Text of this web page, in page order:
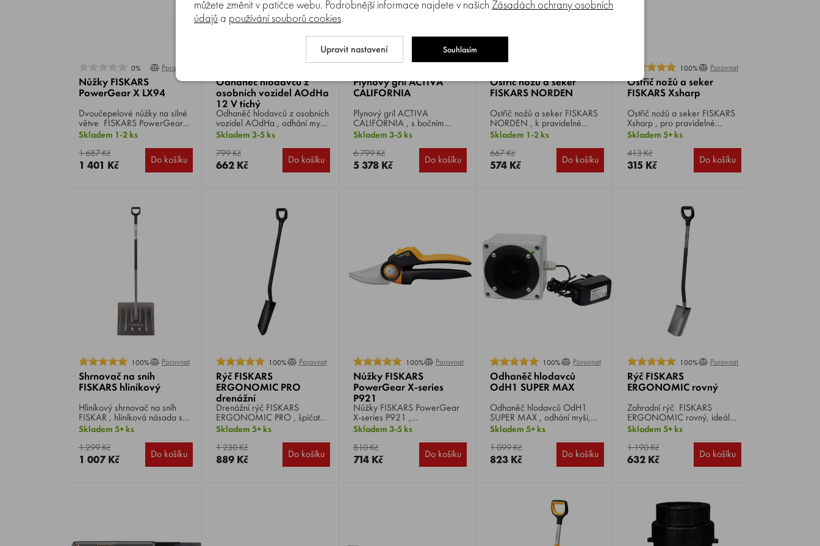
0% Porovnat
Nůžky FISKARS
PowerGear X LX94
Dvoučepelové nůžky na silné
větve FISKARS PowerGear X
LX94 , velikost M, navrženy
až do průměru 50 mm.
Skladem 1-2 ks
1 687 Kč
1 401 Kč Do košíku
Odhaněč hlodavců z
osobních vozidel AOdHa
12 V tichý
Odhaněč hlodavců z osobních
vozidel AOdHa , odhání myši,
krysy, potkany, kuny, lasičky,
přelaďovaný zvuk ve
slyšitelném i ultrazvukovém
pásmu, pro osobníh
Skladem 3-5 ks
799 Kč
662 Kč Do košíku
Plynový gril ACTIVA
CALIFORNIA
Plynový gril ACTIVA
CALIFORNIA , s bočním
vařičem, vhodný až pro 10
plocha 50 x 37 cm, grilovací
rošt smaltovaný, teploměr,
hmotnost 22 kg.
Skladem 3-5 ks
6 799 Kč
5 378 Kč Do košíku
Ostřič nožů a seker
FISKARS NORDEN
Ostřič nožů a seker FISKARS
NORDEN , k pravidelné
údržbě seker a nožů a
ostrost.
Skladem 1-2 ks
667 Kč
574 Kč Do košíku
100% Porovnat
Ostřič nožů a seker
FISKARS Xsharp
Ostřič nožů a seker FISKARS
Xsharp , pro pravidelné
ostření, lze jej ovládat jak
brusný úhel optimalizovaný
pro nože i sekery.
Skladem 5+ ks
413 Kč
315 Kč Do košíku
100% Porovnat
Shrnovač na sníh
FISKARS hliníkový
Hliníkový shrnovač na sníh
FISKAR , hliníková násada s
ergonomickým plastovým
chladem. Pracovní část z
tvrzeného hliníku. Šířka 532
mm.
Skladem 5+ ks
1 299 Kč
1 007 Kč Do košíku
100% Porovnat
Rýč FISKARS
ERGONOMIC PRO
drenážní
Drenážní rýč FISKARS
ERGONOMIC PRO , špičaté
ostří, je určen pro náročné
zvedání těžkých předmětů.
Ideální pro kopání příkopů a
vykopávání cibulovin v těžké
Skladem 5+ ks
1 230 Kč
889 Kč Do košíku
100% Porovnat
Nůžky FISKARS
PowerGear X-series
P921
Nůžky FISKARS PowerGear
X-series P921 ,
dvoučepelové, lehké a
větví.
Skladem 3-5 ks
810 Kč
714 Kč Do košíku
100% Porovnat
Odhaněč hlodavců
OdH1 SUPER MAX
Odhaněč hlodavců OdH1
SUPER MAX , odhání myši,
krysy, potkany, kuny, lasičky,
přelaďované, nepravidelně
dlouhé ultrazvukové vlny s
nepravidelně dlouhými
Skladem 5+ ks
1 099 Kč
823 Kč Do košíku
100% Porovnat
Rýč FISKARS
ERGONOMIC rovný
Zahradní rýč FISKARS
ERGONOMIC rovný, ideální
pro rytí, zarovnávání a
ornici.
Skladem 5+ ks
1 190 Kč
632 Kč Do košíku
můžete změnit v patičce webu. Podrobnější informace najdete v našich Zásadách ochrany osobních
údajů a používání souborů cookies.
Upravit nastavení Souhlasím